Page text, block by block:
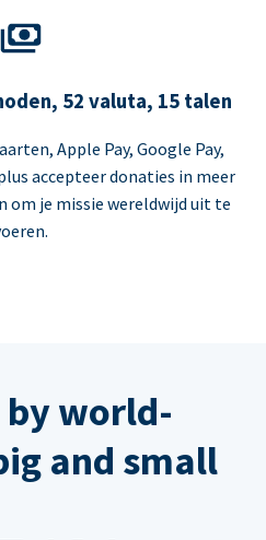
52 valuta, 15 talen
Apple Pay, Google Pay,
accepteer donaties in meer
om je missie wereldwijd uit te
by world-
and small